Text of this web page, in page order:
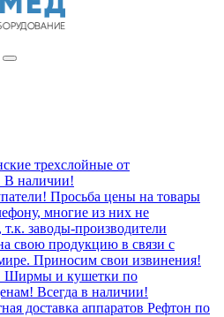
трехслойные от
В наличии!
Просьба цены на товары
многие из них не
т.к. заводы-производители
свою продукцию в связи с
Приносим свои извинения!
Ширмы и кушетки по
Всегда в наличии!
доставка аппаратов Рефтон по